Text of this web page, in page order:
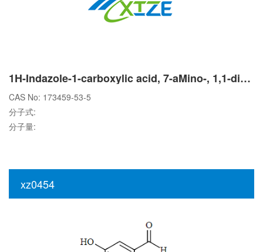
1H-Indazole-1-carboxylic acid, 7-aMino-, 1,1-diMethylethyl ester
CAS No: 173459-53-5
分子式:
分子量:
xz0454